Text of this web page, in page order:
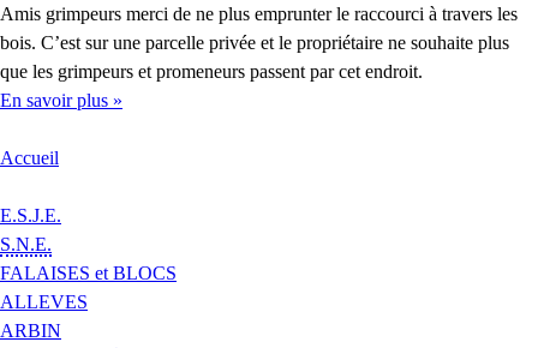
Amis grimpeurs merci de ne plus emprunter le raccourci à travers les
bois. C’est sur une parcelle privée et le propriétaire ne souhaite plus
que les grimpeurs et promeneurs passent par cet endroit.
En savoir plus »
Accueil
E.S.J.E.
S.N.E.
FALAISES et BLOCS
ALLEVES
ARBIN